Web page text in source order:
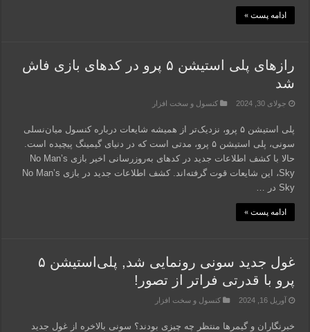
ادامه پست »
رازهای پلی استیشن ۵ پرو در کدهای بازی فاش
شد
جولای 30, 2024 کنسول و سخت افزار
پلی استیشن ۵ پرو، نزدیک‌تر از همیشه شایعات درباره کنسول میان‌نسلی
سونی، پلی استیشن ۵ پرو، مدتی است که در دنیای گیمینگ پیچیده است.
حالا با کشف اطلاعات جدید در کدهای به‌روزرسانی اخیر بازی No Man’s
Sky، این شایعات قوت گرفته‌اند. کشف اطلاعات جدید در بازی No Man’s
Sky در …
ادامه پست »
غول جدید سونی رونمایی شد, پلی‌استیشن ۵
پرو با قدرتی فراتر از تصور!
آوریل 16, 2024 کنسول و سخت افزار
خبرنگاران و گیمرها منتظر چه چیزی بودند؟ سونی بالاخره از غول جدید